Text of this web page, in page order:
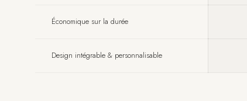
Économique sur la durée
Design intégrable & personnalisable